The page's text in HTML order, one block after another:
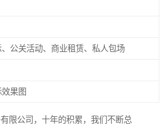
、公关活动、商业租赁、私人包场
果图
有限公司，十年的积累，我们不断总